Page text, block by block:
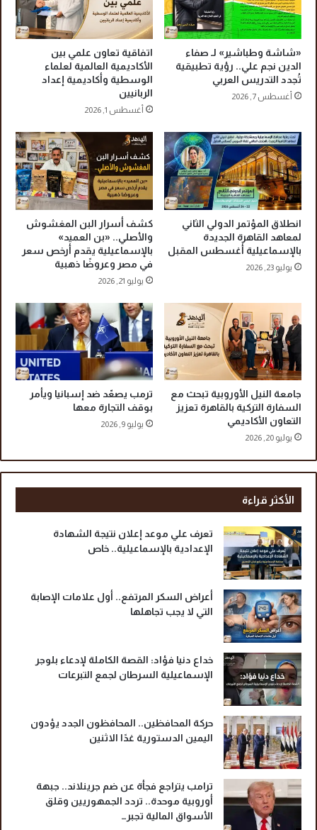
ن
ا
ل
د
و
ه
م
ن
ج
ا
م
ع
ل
س
و
ي
س
و
ا
ر
ة
ل
م
و
ا
د
ا
ل
ب
ش
ر
ي
ة
ا
ل
ت
ا
ل
ث
ب
ن
ت
ح
ص
د
أ
ر
و
ح
س
و
ط
ف
ل
ي
ي
ر
ا
ل
ر
ب
«شاشة وطباشير» لـ صفاء
الدين نجم علي.. رؤية تطبيقية
تُجدد التدريس العربي
أغسطس 7, 2026
اتفاقية تعاون علمي بين
الأكاديمية العالمية لعلماء
الوسطية وأكاديمية إعداد
الربانيين
أغسطس 1, 2026
انطلاق المؤتمر الدولي الثاني
لمعاهد القاهرة الجديدة
بالإسماعيلية أغسطس المقبل
يوليو 23, 2026
كشف أسرار البن المغشوش
والأصلي.. «بن العميد»
بالإسماعيلية يقدم أرخص سعر
في مصر وعروضًا ذهبية
يوليو 21, 2026
جامعة النيل الأوروبية تبحث مع
السفارة التركية بالقاهرة تعزيز
التعاون الأكاديمي
يوليو 20, 2026
ترمب يصعّد ضد إسبانيا ويأمر
بوقف التجارة معها
يوليو 9, 2026
الأكثر قراءة
تعرف علي موعد إعلان نتيجة الشهادة
الإعدادية بالإسماعيلية.. خاص
أعراض السكر المرتفع.. أول علامات الإصابة
التي لا يجب تجاهلها
خداع دنيا فؤاد: القصة الكاملة لإدعاء بلوجر
الإسماعيلية السرطان لجمع التبرعات
حركة المحافظين.. المحافظون الجدد يؤدون
اليمين الدستورية غدًا الاثنين
ترامب يتراجع فجأة عن ضم جرينلاند.. جبهة
أوروبية موحدة.. تردد الجمهوريين وقلق
الأسواق المالية تجبر…